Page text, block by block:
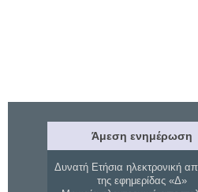
Άμεση ενημέρωση
Δυνατή Ετήσια ηλεκτρονική
της εφημερίδας «Δ»